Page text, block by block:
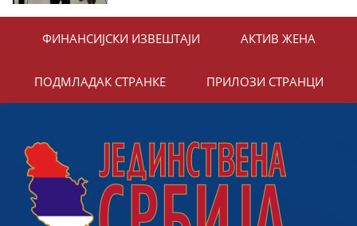
ФИНАНСИЈСКИ ИЗВЕШТАЈИ АКТИВ ЖЕНА
ПОДМЛАДАК СТРАНКЕ ПРИЛОЗИ СТРАНЦИ